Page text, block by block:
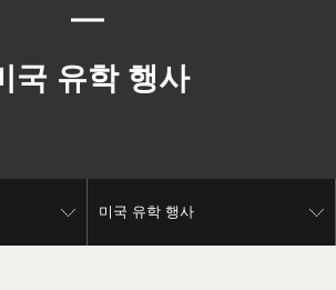
국 유학 행사
미국 유학 행사